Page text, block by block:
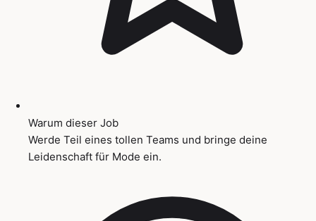
Warum dieser Job
Werde Teil eines tollen Teams und bringe deine
Leidenschaft für Mode ein.